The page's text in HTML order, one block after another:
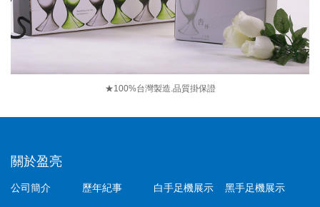
★100%台灣製造.品質掛保證
關於盈亮
公司簡介 歷年紀事 白手足機展示 黑手足機展示